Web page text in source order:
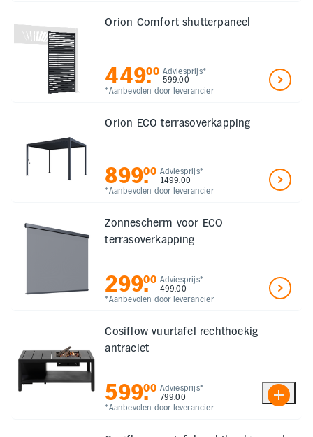
Orion Comfort shutterpaneel
Adviesprijs*
599.00
*Aanbevolen door leverancier
449.
00
Orion ECO terrasoverkapping
Adviesprijs*
1499.00
*Aanbevolen door leverancier
899.
00
Zonnescherm voor ECO
terrasoverkapping
Adviesprijs*
499.00
*Aanbevolen door leverancier
299.
00
Cosiflow vuurtafel rechthoekig
antraciet
Adviesprijs*
799.00
*Aanbevolen door leverancier
599.
00